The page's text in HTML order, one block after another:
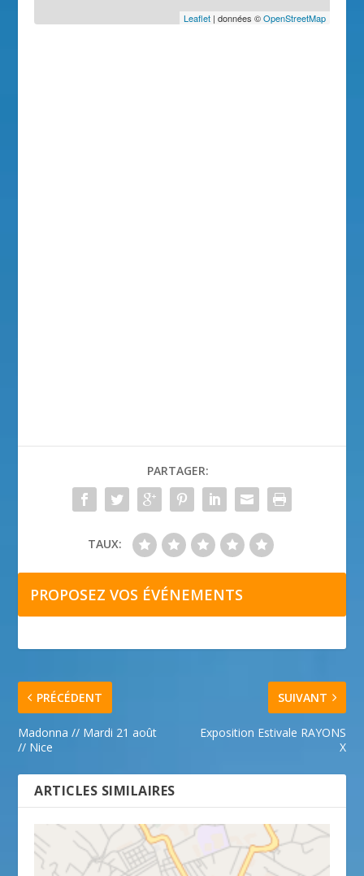
Leaflet| données ©OpenStreetMap
PARTAGER:
TAUX:
PROPOSEZ VOS ÉVÉNEMENTS
PRÉCÉDENT
Madonna // Mardi 21 août
// Nice
SUIVANT
Exposition Estivale RAYONS
X
ARTICLES SIMILAIRES